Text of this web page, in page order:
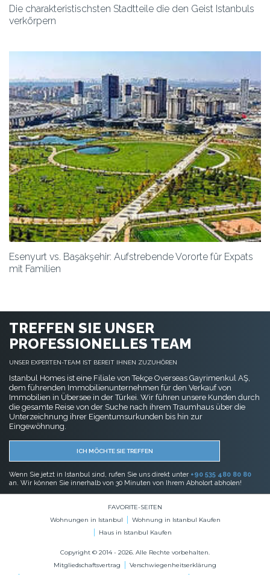
Die charakteristischsten Stadtteile die den Geist Istanbuls
verkörpern
Esenyurt vs. Başakşehir: Aufstrebende Vororte für Expats
mit Familien
TREFFEN SIE UNSER
PROFESSIONELLES TEAM
UNSER EXPERTEN-TEAM IST BEREIT IHNEN ZUZUHÖREN
Istanbul Homes ist eine Filiale von Tekçe Overseas Gayrimenkul AŞ,
dem führenden Immobilienunternehmen für den Verkauf von
Immobilien in Übersee in der Türkei. Wir führen unsere Kunden durch
die gesamte Reise von der Suche nach ihrem Traumhaus über die
Unterzeichnung ihrer Eigentumsurkunden bis hin zur
Eingewöhnung.
ICH MÖCHTE SIE TREFFEN
Wenn Sie jetzt in Istanbul sind, rufen Sie uns direkt unter +90 535 480 80 80
an. Wir können Sie innerhalb von 30 Minuten von Ihrem Abholort abholen!
FAVORITE-SEITEN
Wohnungen in Istanbul
Wohnung in Istanbul Kaufen
Haus in Istanbul Kaufen
Copyright © 2014 - 2026. Alle Rechte vorbehalten.
Mitgliedschaftsvertrag
Verschwiegenheitserklärung